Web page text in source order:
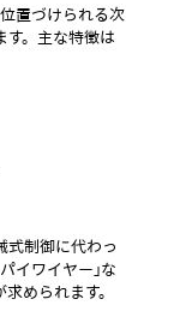
置づけられる次
。主な特徴は
式制御に代わっ
イワイヤー」な
められます。